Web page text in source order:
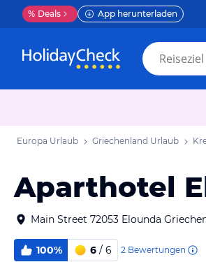
% Deals App herunterladen
Europa Urlaub Griechenland Urlaub
Aparthotel
Main Street 72053 Elounda
100% 6 / 6 2 Bewertungen